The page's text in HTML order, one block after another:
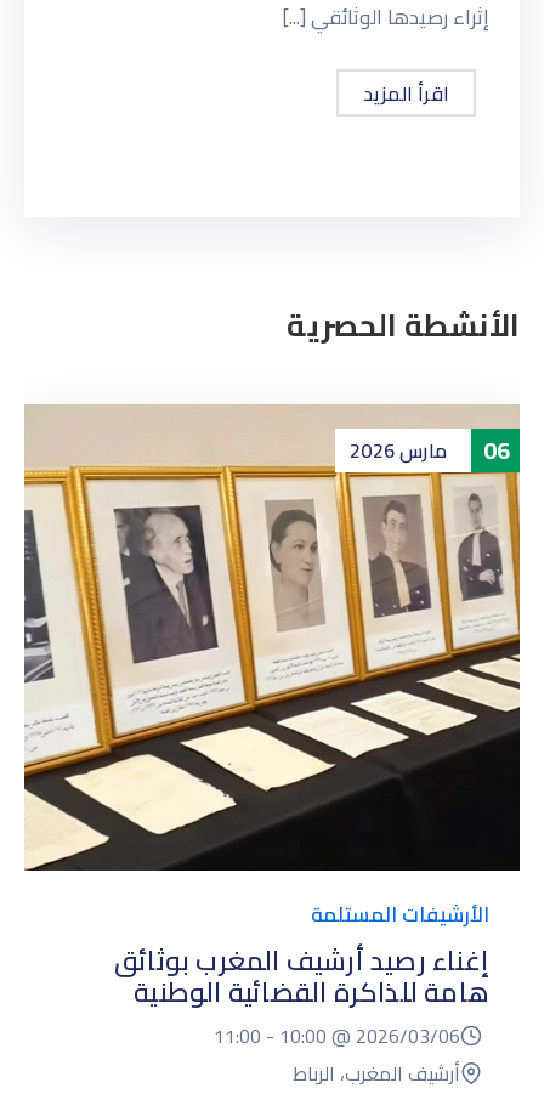
إثراء رصيدها الوثائقي [...]
اقرأ المزيد
الأنشطة الحصرية
06 مارس2026
الأرشيفات المستلمة
إغناء رصيد أرشيف المغرب بوثائق
هامة للذاكرة القضائية الوطنية
2026/03/06 @
10:00 -
11:00
أرشيف المغرب، الرباط